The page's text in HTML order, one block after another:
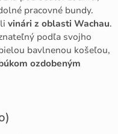
pracovné bundy.
vinári z oblasti Wachau.
podľa svojho
bavlnenou košeľou,
ozdobeným